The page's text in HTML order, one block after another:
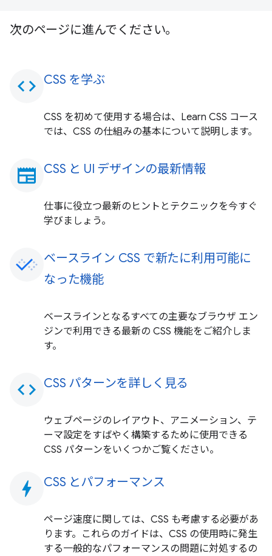
次のページに進んでください。
code CSS を学ぶ
CSS を初めて使用する場合は、Learn CSS コース
では、CSS の仕組みの基本について説明します。
newspaper CSS と UI デザインの最新情報
仕事に役立つ最新のヒントとテクニックを今すぐ
学びましょう。
ベースライン CSS で新たに利用可能に
なった機能
ベースラインとなるすべての主要なブラウザ エン
ジンで利用できる最新の CSS 機能をご紹介しま
す。
code CSS パターンを詳しく見る
ウェブページのレイアウト、アニメーション、テ
ーマ設定をすばやく構築するために使用できる
CSS パターンをいくつかご覧ください。
bolt CSS とパフォーマンス
ページ速度に関しては、CSS も考慮する必要があ
ります。これらのガイドは、CSS の使用時に発生
する一般的なパフォーマンスの問題に対処するの